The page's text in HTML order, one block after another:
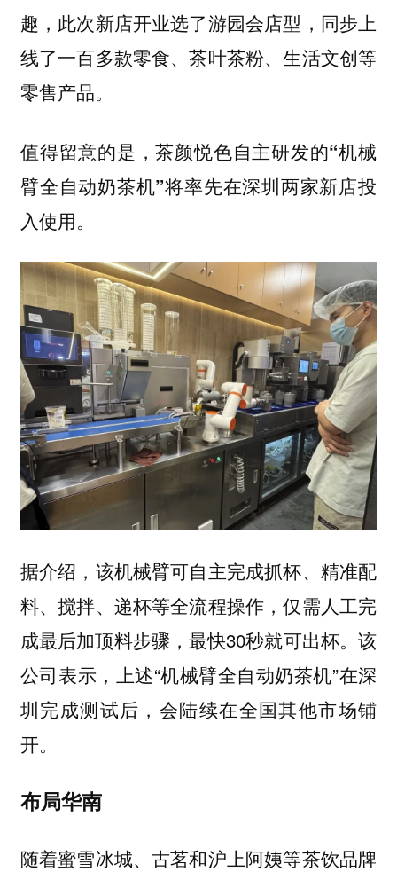
趣，此次新店开业选了游园会店型，同步上
线了一百多款零食、茶叶茶粉、生活文创等
零售产品。
值得留意的是，茶颜悦色自主研发的“机械
臂全自动奶茶机”将率先在深圳两家新店投
入使用。
据介绍，该机械臂可自主完成抓杯、精准配
料、搅拌、递杯等全流程操作，仅需人工完
成最后加顶料步骤，最快30秒就可出杯。该
公司表示，上述“机械臂全自动奶茶机”在深
圳完成测试后，会陆续在全国其他市场铺
开。
布局华南
随着蜜雪冰城、古茗和沪上阿姨等茶饮品牌